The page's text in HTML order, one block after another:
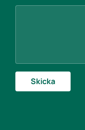
Skicka